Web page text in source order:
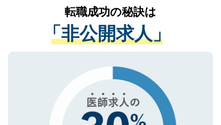
は、個人情報の取り扱いについての厳密な
管理基準を満たした事業者のみに付与され
る、プライバシーマークを取得済みです。
で、機密保持に関してもご安心ください。
かがいして、現在の医療機関の状況や紹介
経験をまじえながら、適切なアドバイスを
させていただきます。すぐにご転職をされ
ない方には、長期的なサポートが可能です
ので、まずはご登録ください。
転職成功の秘訣は
「非公開求人」